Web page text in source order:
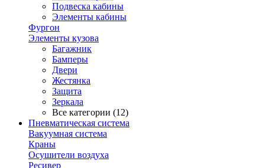
Подвеска кабины
Элементы кабины
Фургон
Элементы кузова
Багажник
Бамперы
Двери
Жестянка
Защита
Зеркала
Все категории (12)
Пневматическая система
Вакуумная система
Краны
Осушители воздуха
Ресивер